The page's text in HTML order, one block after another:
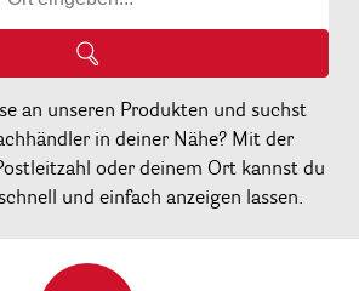
an unseren Produkten und suchst
in deiner Nähe? Mit der
oder deinem Ort kannst du
und einfach anzeigen lassen.